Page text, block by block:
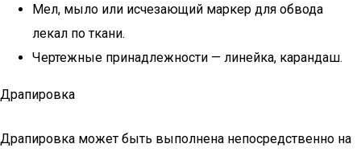
Мел, мыло или исчезающий маркер для обвода
лекал по ткани.
Чертежные принадлежности — линейка, карандаш.
Драпировка
Драпировка может быть выполнена непосредственно на